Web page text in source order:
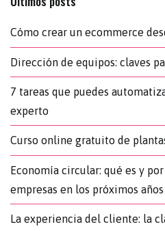
Cómo crear un ecommerce
Dirección de equipos: claves
7 tareas que puedes
experto
Curso online gratuito de
Economía circular: qué es y
empresas en los próximos años
La experiencia del cliente: la